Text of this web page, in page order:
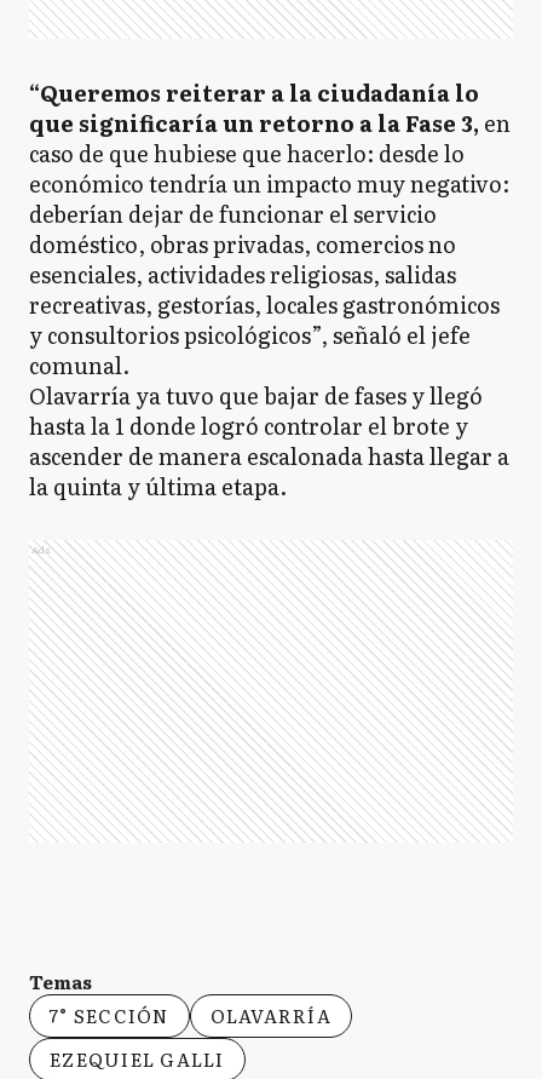
“Queremos reiterar a la ciudadanía lo
que significaría un retorno a la Fase 3, en
caso de que hubiese que hacerlo: desde lo
económico tendría un impacto muy negativo:
deberían dejar de funcionar el servicio
doméstico, obras privadas, comercios no
esenciales, actividades religiosas, salidas
recreativas, gestorías, locales gastronómicos
y consultorios psicológicos”, señaló el jefe
comunal.
Olavarría ya tuvo que bajar de fases y llegó
hasta la 1 donde logró controlar el brote y
ascender de manera escalonada hasta llegar a
la quinta y última etapa.
Ads
Temas
7° SECCIÓN
OLAVARRÍA
EZEQUIEL GALLI